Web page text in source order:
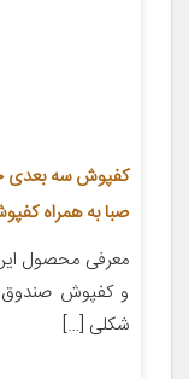
صبا به همراه
معرفی محصول
و کفپوش صندوق
شکلی […]